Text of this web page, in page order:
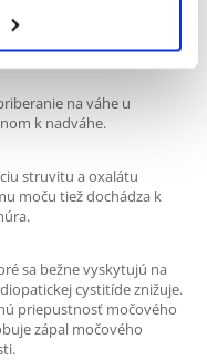
na rozpúšťanie
na váhe u
k ​​nadváhe.
struvitu a oxalátu
moču tiež dochádza k
sa bežne vyskytujú na
cystitíde znižuje.
priepustnosť močového
zápal močového